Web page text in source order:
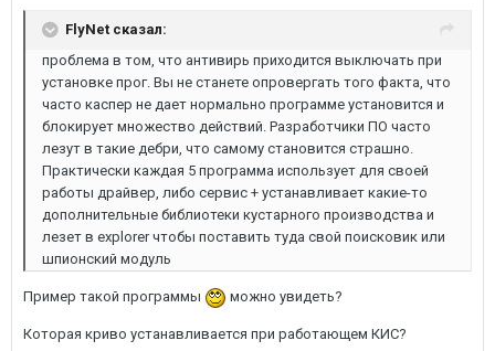
FlyNet сказал:
проблема в том, что антивирь приходится выключать при
установке прог. Вы не станете опровергать того факта, что
часто каспер не дает нормально программе установится и
блокирует множество действий. Разработчики ПО часто
лезут в такие дебри, что самому становится страшно.
Практически каждая 5 программа использует для своей
работы драйвер, либо сервис + устанавливает какие-то
дополнительные библиотеки кустарного производства и
лезет в explorer чтобы поставить туда свой поисковик или
шпионский модуль
Пример такой программы можно увидеть?
Которая криво устанавливается при работающем КИС?